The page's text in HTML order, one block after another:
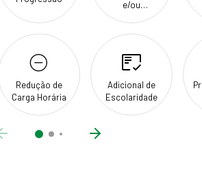
Redução de
Carga Horária
e/ou
dependência de
Adicional de
Escolaridade
ANTERIOR PRÓXIMO